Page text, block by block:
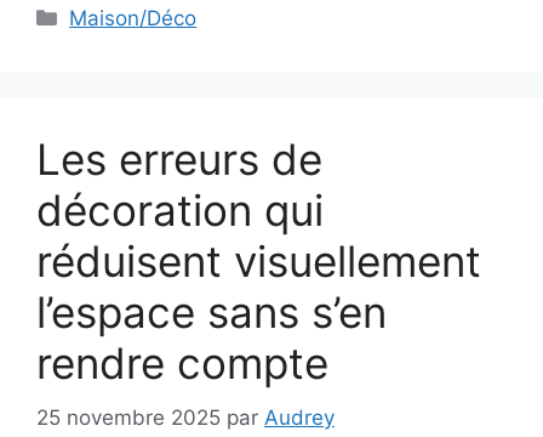
Catégories
Maison/Déco
Les erreurs de
décoration qui
réduisent visuellement
l’espace sans s’en
rendre compte
25 novembre 2025 par Audrey